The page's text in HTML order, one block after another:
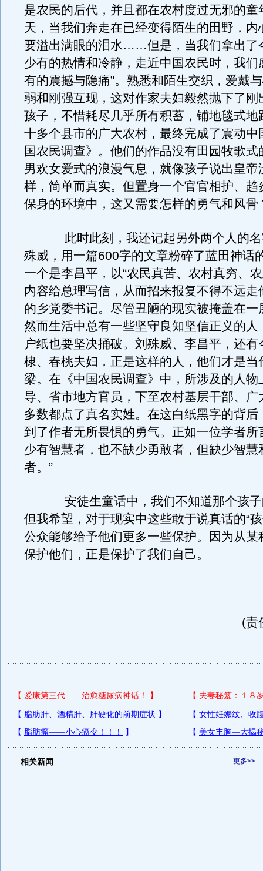
是农民的后代，并且都在农村度过无邪的童
天，当我们奔走在已经变得陌生的田野，内
要溢出满眼的泪水……但是，当我们拿出了
少有的热情和冷静，走近中国农民时，我们
有的震撼与隐痛”。熟悉和陌生交织，爱戴
弱和刚强互现，这对作家夫妇毅然抛下了刚
孩子，不惜耗尽几乎所有积蓄，铺地毯式地
十多个县市的广大农村，最终完成了震动中
国农民调查》。他们的作品没有田园牧歌式
男欢女爱式的浪漫气息，就像孩子说出皇帝
样，简单而真实。但置身一个官官相护、趋
保身的环境中，这又需要怎样的勇气和风骨
此时此刻，我还记起另外两个人的名
殊威，用一篇600字的文章粉碎了蓝田神话
一个是李昌平，以“农民真苦、农村真穷、
内容给总理写信，从而招来报复不得不远走
的乡党委书记。尽管丑陋的现实被掩盖在一
然而生活中总有一些坚守良知坚信正义的人
户纸也要坚决捅破。刘殊威、李昌平，还有
棣、春桃夫妇，正是这样的人，他们才是当
梁。在《中国农民调查》中，所涉及的人物
导、省市地方官员，下至农村基层干部、广
多数都点了真名实姓。在这白纸黑字的背后
到了作者无所畏惧的勇气。正如一位学者所
少有智慧者，也不缺少勇敢者，但缺少智慧
者。”
安徒生童话中，我们不知道那个孩子
但我希望，对于现实中这些敢于说真话的“
公众能够给予他们更多一些保护。因为从某
保护他们，正是保护了我们自己。
(责
更多>>
相关新闻